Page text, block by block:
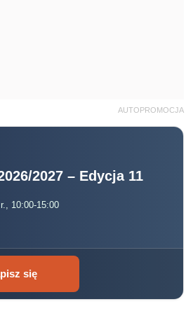
AUTOPROMOCJA
2027 – Edycja 11
10:00-15:00
się